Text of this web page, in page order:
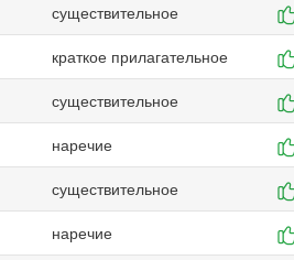
существительное
краткое прилагательное
существительное
наречие
существительное
наречие